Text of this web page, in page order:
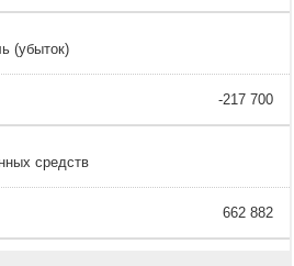
(убыток)
-217 700
средств
662 882